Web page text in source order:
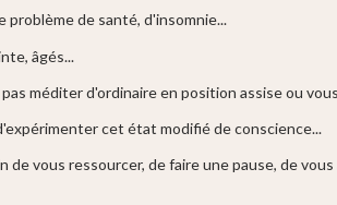
problème de santé, d'insomnie...
âgés...
méditer d'ordinaire en position assise ou
cet état modifié de conscience...
de vous ressourcer, de faire une pause, de